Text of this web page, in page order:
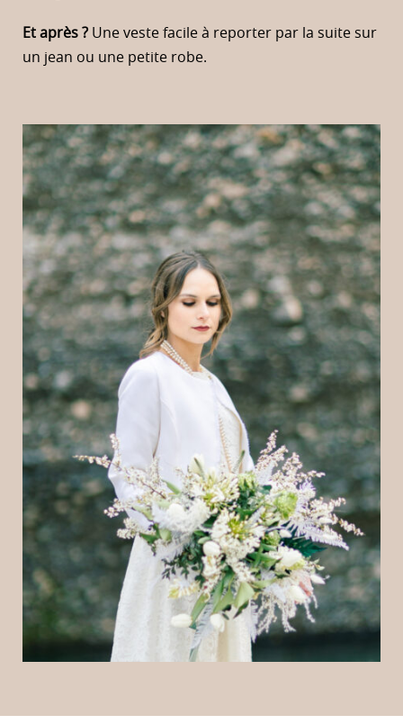
Et après ? Une veste facile à reporter par la suite sur
un jean ou une petite robe.